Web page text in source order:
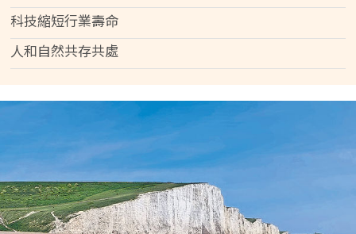
科技縮短行業壽命
人和自然共存共處